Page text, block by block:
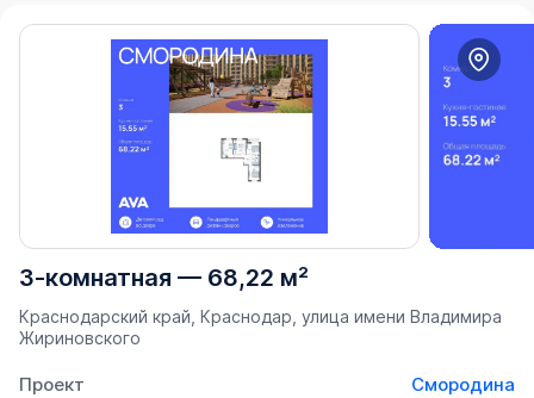
3-комнатная — 68,22 м²
Краснодарский край, Краснодар, улица имени Владимира
Жириновского
Проект
Смородина